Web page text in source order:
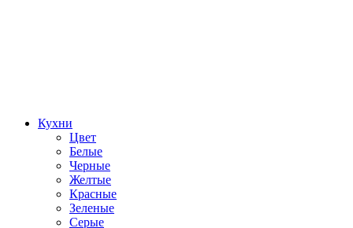
Кухни
Цвет
Белые
Черные
Желтые
Красные
Зеленые
Серые